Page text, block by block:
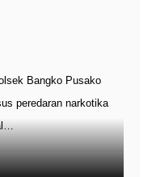
Bangko Pusako
peredaran narkotika